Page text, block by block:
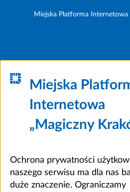
Miejska Platforma Internetowa
Miejska
Internetowa
„Magiczny
Ochrona prywatności
naszego serwisu ma dla nas
duże znaczenie. Ograniczamy